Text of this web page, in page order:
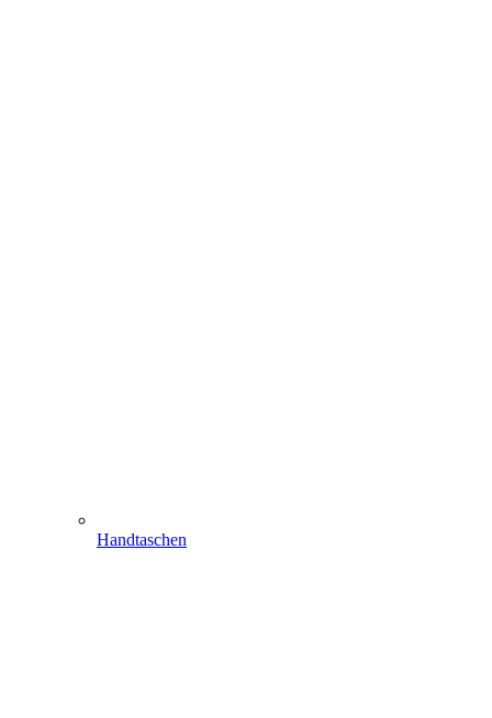
Handtaschen